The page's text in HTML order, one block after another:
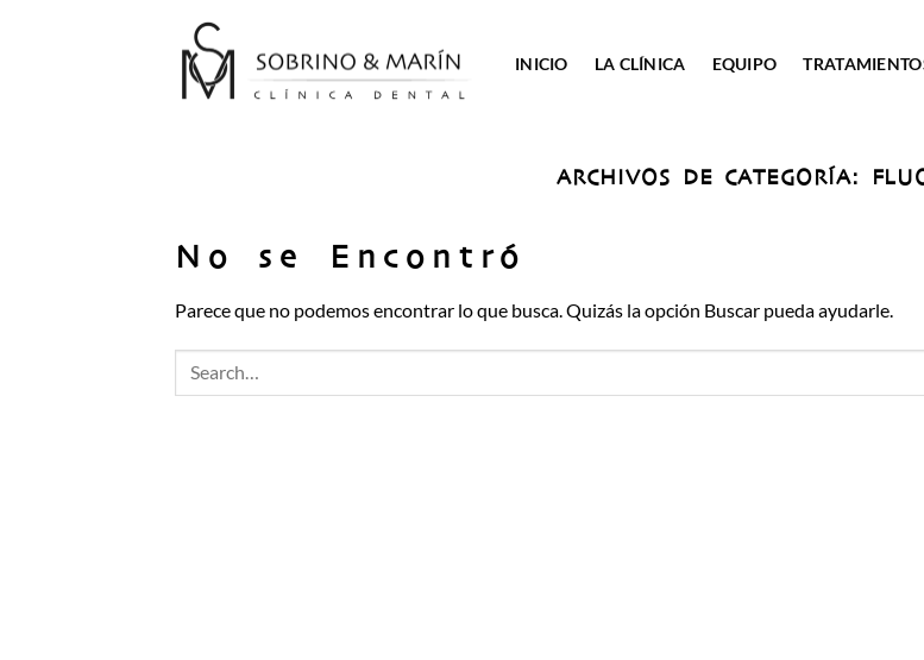
INICIO LA CLÍNICA EQUIPO
ARCHIVOS DE CATEGORÍA:
No se Encontró
Parece que no podemos encontrar lo que busca. Quizás la opción Buscar pueda ayudarle.